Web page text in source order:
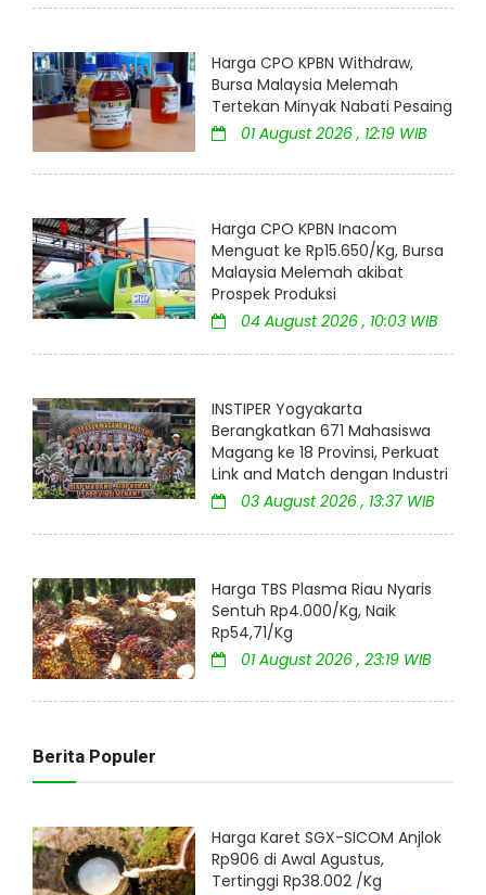
Harga CPO KPBN Withdraw,
Bursa Malaysia Melemah
Tertekan Minyak Nabati Pesaing
01 August 2026 , 12:19 WIB
Harga CPO KPBN Inacom
Menguat ke Rp15.650/Kg, Bursa
Malaysia Melemah akibat
Prospek Produksi
04 August 2026 , 10:03 WIB
INSTIPER Yogyakarta
Berangkatkan 671 Mahasiswa
Magang ke 18 Provinsi, Perkuat
Link and Match dengan Industri
03 August 2026 , 13:37 WIB
Harga TBS Plasma Riau Nyaris
Sentuh Rp4.000/Kg, Naik
Rp54,71/Kg
01 August 2026 , 23:19 WIB
Berita Populer
Harga Karet SGX-SICOM Anjlok
Rp906 di Awal Agustus,
Tertinggi Rp38.002 /Kg